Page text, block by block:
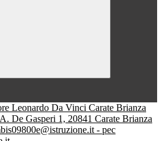
De Gasperi 1, 20841 Carate Brianza
- pec